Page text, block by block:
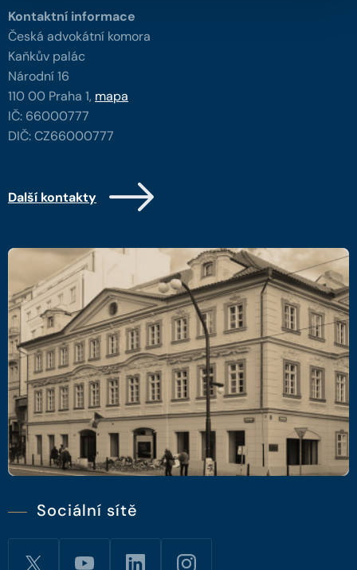
Kontaktní informace
Česká advokátní komora
Kaňkův palác
Národní 16
110 00 Praha 1, mapa
IČ: 66000777
DIČ: CZ66000777
Další kontakty
Sociální sítě